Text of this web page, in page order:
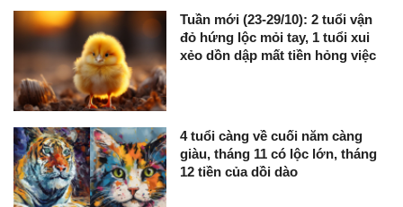
Tuần mới (23-29/10): 2 tuổi vận
đỏ hứng lộc mỏi tay, 1 tuổi xui
xẻo dồn dập mất tiền hỏng việc
4 tuổi càng về cuối năm càng
giàu, tháng 11 có lộc lớn, tháng
12 tiền của dồi dào